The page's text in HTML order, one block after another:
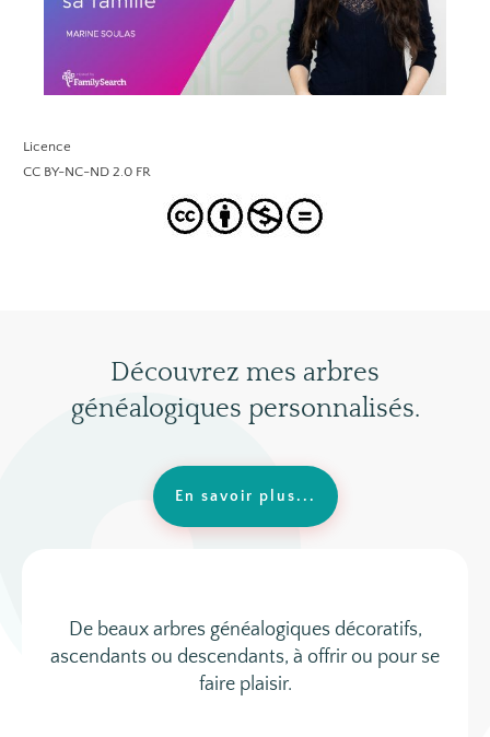
Licence
CC BY-NC-ND 2.0 FR
Découvrez mes arbres
généalogiques personnalisés.
En savoir plus...
De beaux arbres généalogiques décoratifs,
ascendants ou descendants, à offrir ou pour se
faire plaisir.